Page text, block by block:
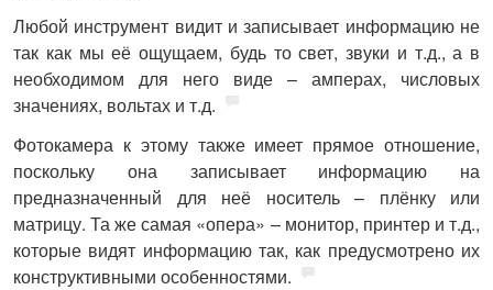
Любой инструмент видит и записывает информацию не
так как мы её ощущаем, будь то свет, звуки и т.д., а в
необходимом для него виде – амперах, числовых
значениях, вольтах и т.д.
Фотокамера к этому также имеет прямое отношение,
поскольку она записывает информацию на
предназначенный для неё носитель – плёнку или
матрицу. Та же самая «опера» – монитор, принтер и т.д.,
которые видят информацию так, как предусмотрено их
конструктивными особенностями.